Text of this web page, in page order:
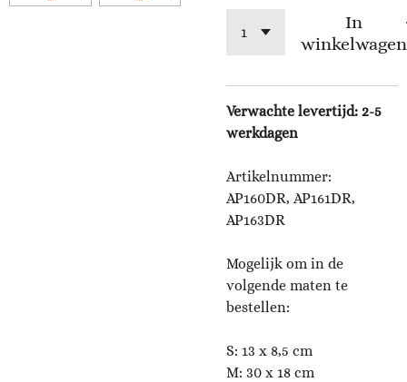
In
winkelwagen
Verwachte levertijd: 2-5
werkdagen
Artikelnummer:
AP160DR, AP161DR,
AP163DR
Mogelijk om in de
volgende maten te
bestellen:
S: 13 x 8,5 cm
M: 30 x 18 cm